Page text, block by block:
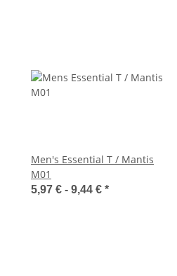
Men's Essential T / Mantis
M01
5,97 € - 9,44 € *